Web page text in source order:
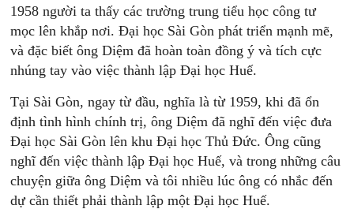
1958 người ta thấy các trường trung tiểu học công tư
mọc lên khắp nơi. Đại học Sài Gòn phát triển mạnh mẽ,
và đặc biết ông Diệm đã hoàn toàn đồng ý và tích cực
nhúng tay vào việc thành lập Đại học Huế.
Tại Sài Gòn, ngay từ đầu, nghĩa là từ 1959, khi đã ổn
định tình hình chính trị, ông Diệm đã nghĩ đến việc đưa
Đại học Sài Gòn lên khu Đại học Thủ Đức. Ông cũng
nghĩ đến việc thành lập Đại học Huế, và trong những câu
chuyện giữa ông Diệm và tôi nhiều lúc ông có nhắc đến
dự cần thiết phải thành lập một Đại học Huế.